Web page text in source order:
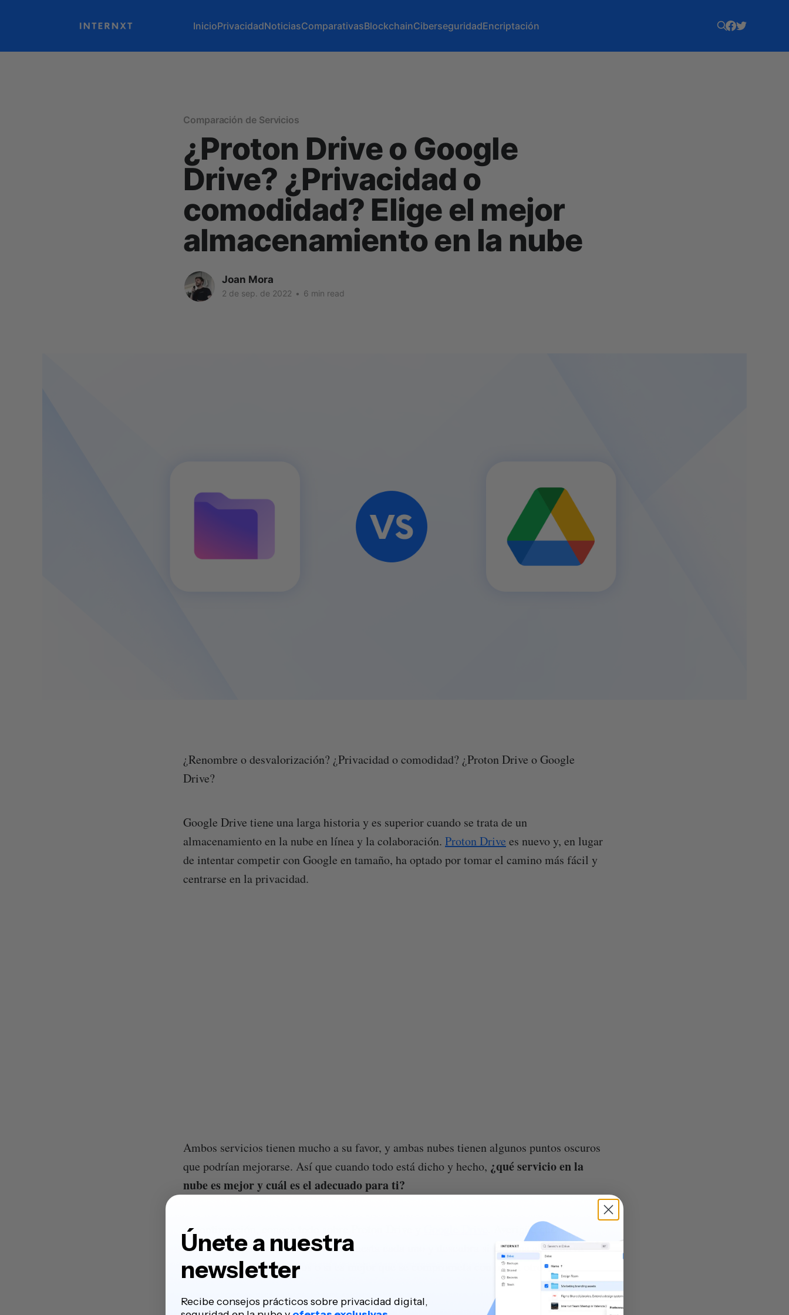
InicioPrivacidadNoticiasComparativasBlockchainCiberseguridadEncriptación
Comparación de Servicios
¿Proton Drive o Google
Drive? ¿Privacidad o
comodidad? Elige el mejor
almacenamiento en la nube
Joan Mora
2 de sep. de 2022 • 6 min read
¿Renombre o desvalorización? ¿Privacidad o comodidad? ¿Proton Drive o Google
Drive?
Google Drive tiene una larga historia y es superior cuando se trata de un
almacenamiento en la nube en línea y la colaboración. Proton Drive es nuevo y, en lugar
de intentar competir con Google en tamaño, ha optado por tomar el camino más fácil y
centrarse en la privacidad.
Ambos servicios tienen mucho a su favor, y ambas nubes tienen algunos puntos oscuros
que podrían mejorarse. Así que cuando todo está dicho y hecho, ¿qué servicio en la
nube es mejor y cuál es el adecuado para ti?
A continuación, conoce todo sobre Proton Drive y
. Averigüe qué
características ofrecen, vea cuánto cuesta cada uno y descubra si hay una alternativa
mejor a estos dos servicios o si es mejor que se comprometa con uno u otro.
Únete a nuestra
newsletter
Recibe consejos prácticos sobre privacidad digital,